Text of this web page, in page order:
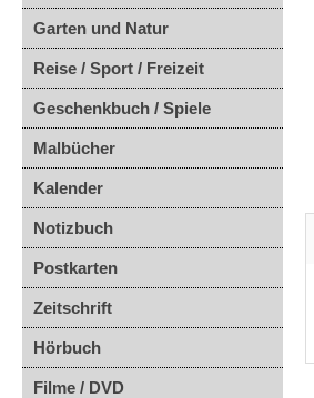
Garten und Natur
Reise / Sport / Freizeit
Geschenkbuch / Spiele
Malbücher
Kalender
Notizbuch
Postkarten
Zeitschrift
Hörbuch
Filme / DVD